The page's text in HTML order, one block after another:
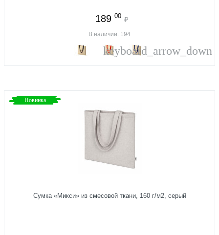
189 00 ₽
В наличии: 194
keyboard_arrow_down
Новинка
Сумка «Микси» из смесовой ткани, 160 г/м2, серый